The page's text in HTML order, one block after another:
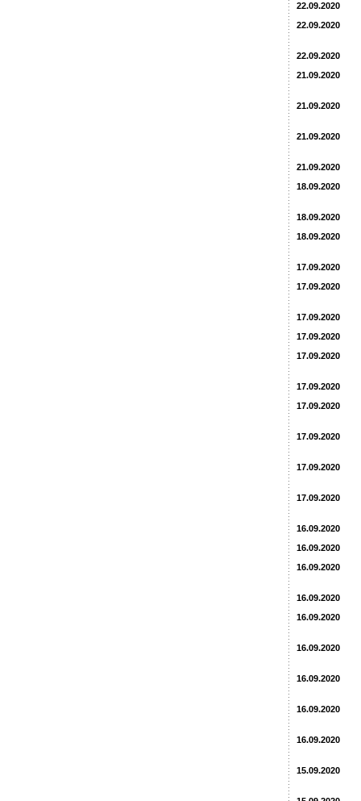
22.09.2020
22.09.2020
22.09.2020
21.09.2020
21.09.2020
21.09.2020
21.09.2020
18.09.2020
18.09.2020
18.09.2020
17.09.2020
17.09.2020
17.09.2020
17.09.2020
17.09.2020
17.09.2020
17.09.2020
17.09.2020
17.09.2020
17.09.2020
16.09.2020
16.09.2020
16.09.2020
16.09.2020
16.09.2020
16.09.2020
16.09.2020
16.09.2020
16.09.2020
15.09.2020